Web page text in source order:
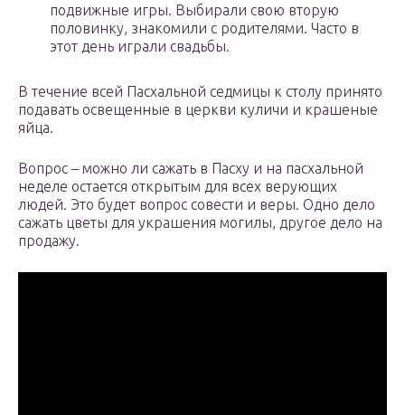
подвижные игры. Выбирали свою вторую
половинку, знакомили с родителями. Часто в
этот день играли свадьбы.
В течение всей Пасхальной седмицы к столу принято
подавать освещенные в церкви куличи и крашеные
яйца.
Вопрос – можно ли сажать в Пасху и на пасхальной
неделе остается открытым для всех верующих
людей. Это будет вопрос совести и веры. Одно дело
сажать цветы для украшения могилы, другое дело на
продажу.